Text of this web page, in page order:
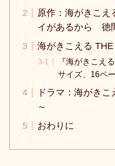
原作：海がきこ
イがあるから 徳
海がきこえる
『海がきこえ
サイズ、16ペ
ドラマ：海がき
～
おわりに